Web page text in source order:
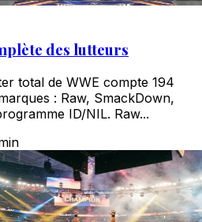
des lutteurs
total de WWE compte 194
: Raw, SmackDown,
ID/NIL. Raw...